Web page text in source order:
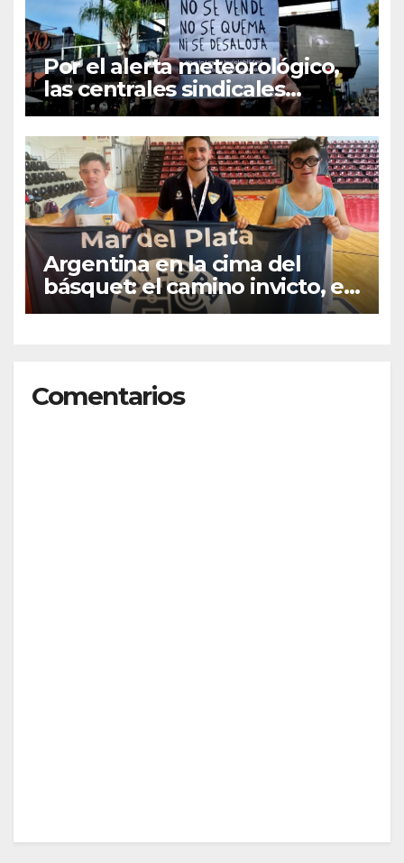
Por el alerta meteorológico,
las centrales sindicales
suspendieron la convocatoria
contra la Ley de Tierras en
Mar del Plata
Argentina en la cima del
básquet: el camino invicto, el
esfuerzo familiar y la jugada
Comentarios